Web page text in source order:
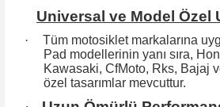
Universal ve Model Özel
·
Tüm motosiklet markalarına
Pad modellerinin yanı sıra,
Kawasaki, CfMoto, Rks, Bajaj
özel tasarımlar mevcuttur.